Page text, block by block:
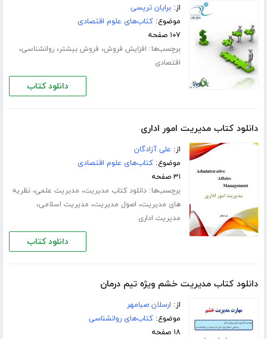
از:برایان تریسی
موضوع:کتاب‌های علوم اقتصادی
۱۰۷ صفحه
برچسب‌ها: افزایش فروش، فروش بیشتر،روانشناسی،
اقتصادی
دانلود کتاب
دانلود کتاب مدیریت امور اداری
از: علی آزادگان
موضوع:کتاب‌های علوم اقتصادی
۳۱ صفحه
برچسب‌ها:دانلود کتاب مدیریت، مدیریت علمی،نظریه
های مدیریت، اصول مدیریت، مدیریت اسلامی،
مدیریت اداری
دانلود کتاب
دانلود کتاب مدیریت خشم ویژه تیم درمان
از: ارسلان صبامهر
موضوع:کتاب‌های روانشناسی
۱۸ صفحه